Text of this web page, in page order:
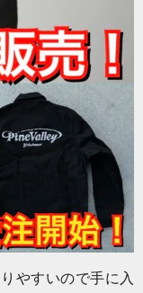
やすいので手に入